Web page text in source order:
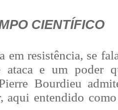
CIENTÍFICO
em resistência, se
e um poder
Bourdieu
aqui entendido